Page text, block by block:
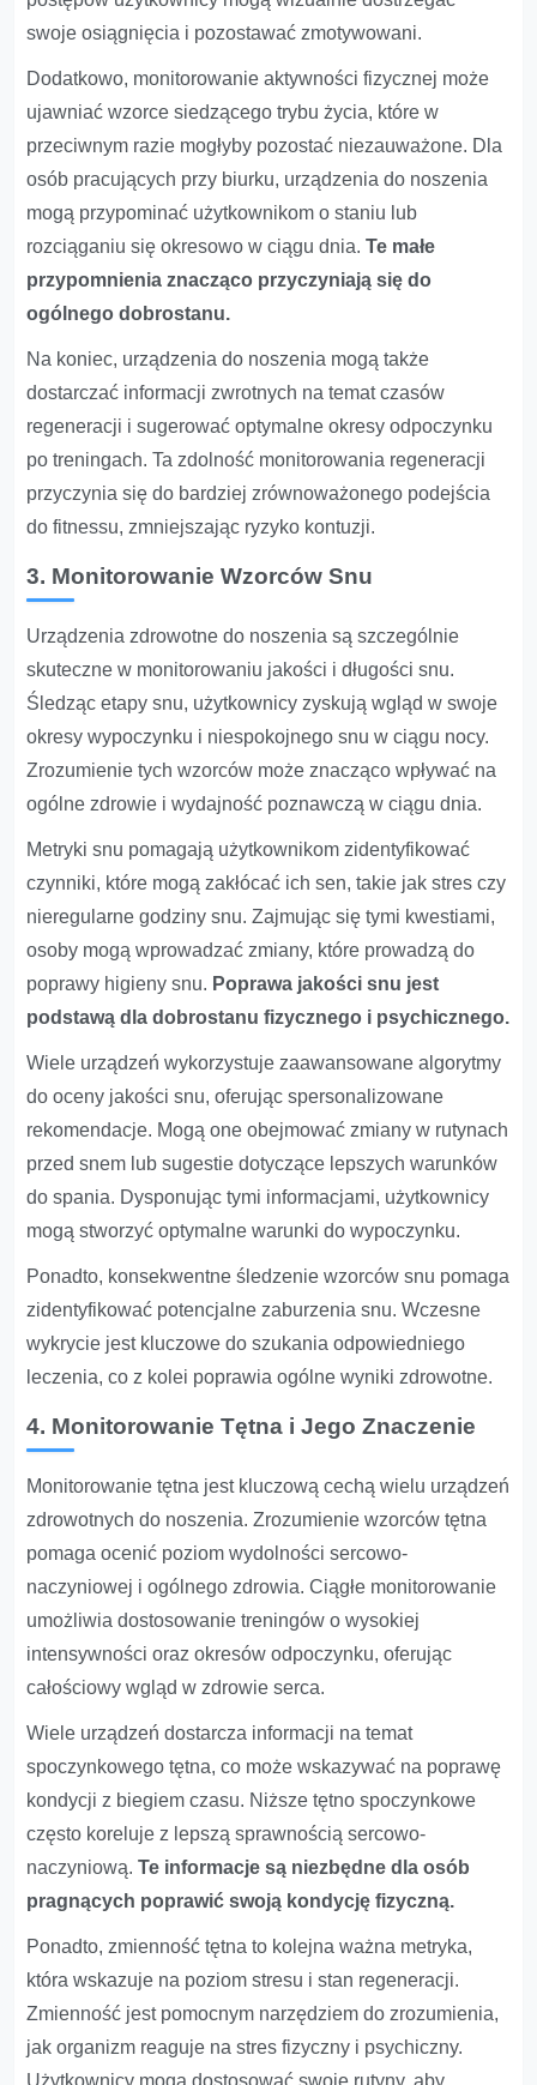
swoje osiągnięcia i pozostawać zmotywowani.
Dodatkowo, monitorowanie aktywności fizycznej może
ujawniać wzorce siedzącego trybu życia, które w
przeciwnym razie mogłyby pozostać niezauważone. Dla
osób pracujących przy biurku, urządzenia do noszenia
mogą przypominać użytkownikom o staniu lub
rozciąganiu się okresowo w ciągu dnia.Te małe
przypomnienia znacząco przyczyniają się do
ogólnego dobrostanu.
Na koniec, urządzenia do noszenia mogą także
dostarczać informacji zwrotnych na temat czasów
regeneracji i sugerować optymalne okresy odpoczynku
po treningach. Ta zdolność monitorowania regeneracji
przyczynia się do bardziej zrównoważonego podejścia
do fitnessu, zmniejszając ryzyko kontuzji.
3. Monitorowanie Wzorców Snu
Urządzenia zdrowotne do noszenia są szczególnie
skuteczne w monitorowaniu jakości i długości snu.
Śledząc etapy snu, użytkownicy zyskują wgląd w swoje
okresy wypoczynku i niespokojnego snu w ciągu nocy.
Zrozumienie tych wzorców może znacząco wpływać na
ogólne zdrowie i wydajność poznawczą w ciągu dnia.
Metryki snu pomagają użytkownikom zidentyfikować
czynniki, które mogą zakłócać ich sen, takie jak stres czy
nieregularne godziny snu. Zajmując się tymi kwestiami,
osoby mogą wprowadzać zmiany, które prowadzą do
poprawy higieny snu. Poprawa jakości snu jest
podstawą dla dobrostanu fizycznego i psychicznego.
Wiele urządzeń wykorzystuje zaawansowane algorytmy
do oceny jakości snu, oferując spersonalizowane
rekomendacje. Mogą one obejmować zmiany w rutynach
przed snem lub sugestie dotyczące lepszych warunków
do spania. Dysponując tymi informacjami, użytkownicy
mogą stworzyć optymalne warunki do wypoczynku.
Ponadto, konsekwentne śledzenie wzorców snu pomaga
zidentyfikować potencjalne zaburzenia snu. Wczesne
wykrycie jest kluczowe do szukania odpowiedniego
leczenia, co z kolei poprawia ogólne wyniki zdrowotne.
4. Monitorowanie Tętna i Jego Znaczenie
Monitorowanie tętna jest kluczową cechą wielu urządzeń
zdrowotnych do noszenia. Zrozumienie wzorców tętna
pomaga ocenić poziom wydolności sercowo-
naczyniowej i ogólnego zdrowia. Ciągłe monitorowanie
umożliwia dostosowanie treningów o wysokiej
intensywności oraz okresów odpoczynku, oferując
całościowy wgląd w zdrowie serca.
Wiele urządzeń dostarcza informacji na temat
spoczynkowego tętna, co może wskazywać na poprawę
kondycji z biegiem czasu. Niższe tętno spoczynkowe
często koreluje z lepszą sprawnością sercowo-
naczyniową.Te informacje są niezbędne dla osób
pragnących poprawić swoją kondycję fizyczną.
Ponadto, zmienność tętna to kolejna ważna metryka,
która wskazuje na poziom stresu i stan regeneracji.
Zmienność jest pomocnym narzędziem do zrozumienia,
jak organizm reaguje na stres fizyczny i psychiczny.
Użytkownicy mogą dostosować swoje rutyny, aby